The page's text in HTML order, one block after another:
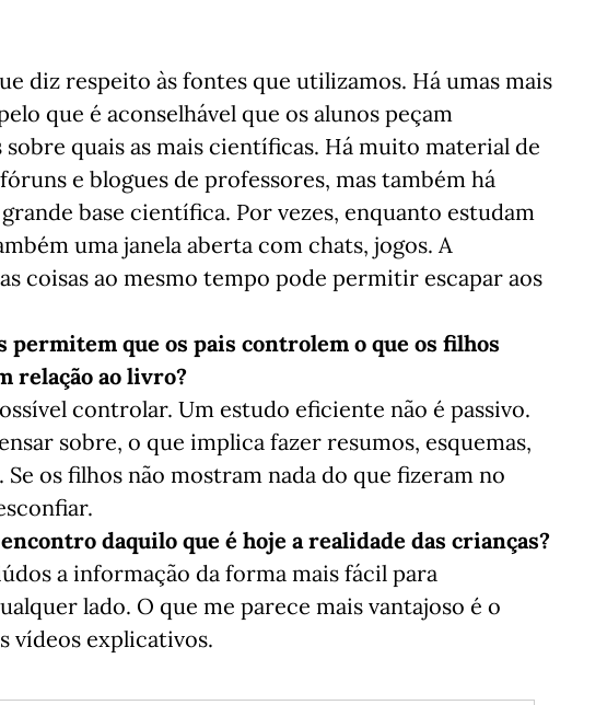
diz respeito às fontes que utilizamos. Há umas mais
que é aconselhável que os alunos peçam
quais as mais científicas. Há muito material de
e blogues de professores, mas também há
base científica. Por vezes, enquanto estudam
uma janela aberta com chats, jogos. A
coisas ao mesmo tempo pode permitir escapar aos
permitem que os pais controlem o que os filhos
relação ao livro?
controlar. Um estudo eficiente não é passivo.
sobre, o que implica fazer resumos, esquemas,
os filhos não mostram nada do que fizeram no
daquilo que é hoje a realidade das crianças?
a informação da forma mais fácil para
lado. O que me parece mais vantajoso é o
vídeos explicativos.